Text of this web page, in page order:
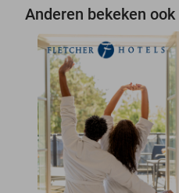
Anderen bekeken ook